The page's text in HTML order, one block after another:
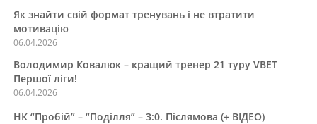
Як знайти свій формат тренувань і не втратити
мотивацію
06.04.2026
Володимир Ковалюк – кращий тренер 21 туру VBET
Першої ліги!
06.04.2026
НК “Пробій” – “Поділля” – 3:0. Післямова (+ ВІДЕО)